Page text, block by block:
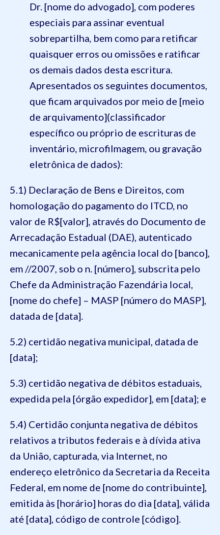
Dr. [nome do advogado], com poderes
especiais para assinar eventual
sobrepartilha, bem como para retificar
quaisquer erros ou omissões e ratificar
os demais dados desta escritura.
Apresentados os seguintes documentos,
que ficam arquivados por meio de [meio
de arquivamento](classificador
específico ou próprio de escrituras de
inventário, microfilmagem, ou gravação
eletrônica de dados):
5.1) Declaração de Bens e Direitos, com
homologação do pagamento do ITCD, no
valor de R$[valor], através do Documento de
Arrecadação Estadual (DAE), autenticado
mecanicamente pela agência local do [banco],
em //2007, sob o n. [número], subscrita pelo
Chefe da Administração Fazendária local,
[nome do chefe] – MASP [número do MASP],
datada de [data].
5.2) certidão negativa municipal, datada de
[data];
5.3) certidão negativa de débitos estaduais,
expedida pela [órgão expedidor], em [data]; e
5.4) Certidão conjunta negativa de débitos
relativos a tributos federais e à dívida ativa
da União, capturada, via Internet, no
endereço eletrônico da Secretaria da Receita
Federal, em nome de [nome do contribuinte],
emitida às [horário] horas do dia [data], válida
até [data], código de controle [código].